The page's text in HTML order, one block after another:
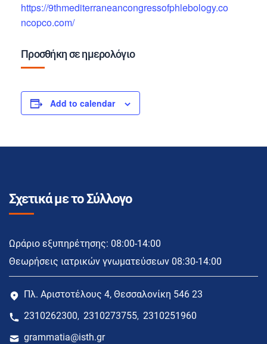
https://9thmediterraneancongressofphlebology.co
ncopco.com/
Προσθήκη σε ημερολόγιο
Add to calendar
Σχετικά με το Σύλλογο
Ωράριο εξυπηρέτησης: 08:00-14:00
Θεωρήσεις ιατρικών γνωματεύσεων 08:30-14:00
Πλ. Αριστοτέλους 4, Θεσσαλονίκη 546 23
2310262300, 2310273755, 2310251960
grammatia@isth.gr